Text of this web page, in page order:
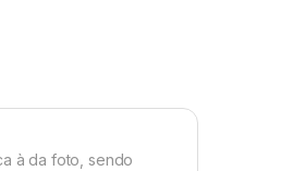
à da foto, sendo